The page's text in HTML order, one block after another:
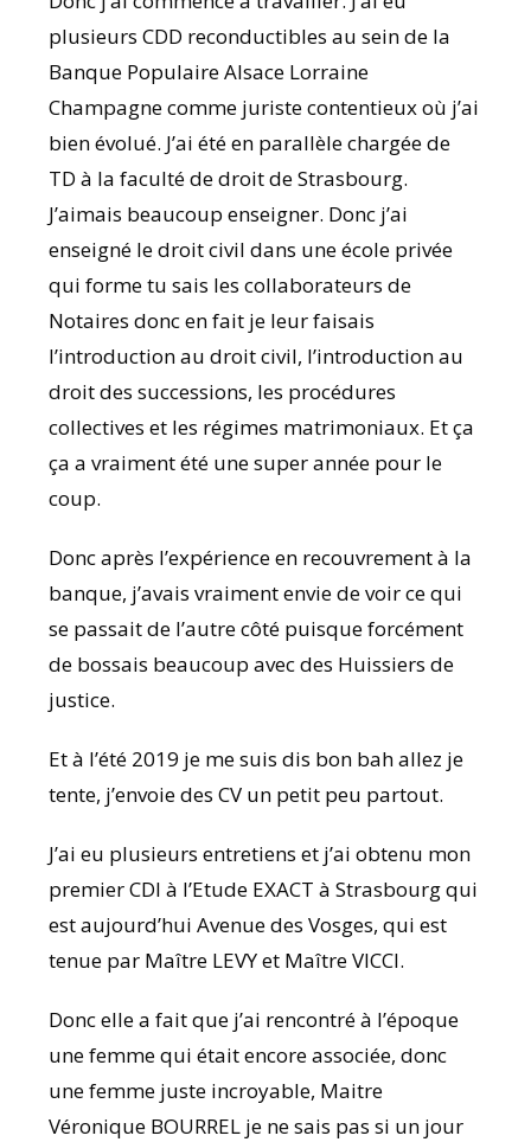
plusieurs CDD reconductibles au sein de la
Banque Populaire Alsace Lorraine
Champagne comme juriste contentieux où j’ai
bien évolué. J’ai été en parallèle chargée de
TD à la faculté de droit de Strasbourg.
J’aimais beaucoup enseigner. Donc j’ai
enseigné le droit civil dans une école privée
qui forme tu sais les collaborateurs de
Notaires donc en fait je leur faisais
l’introduction au droit civil, l’introduction au
droit des successions, les procédures
collectives et les régimes matrimoniaux. Et ça
ça a vraiment été une super année pour le
coup.
Donc après l’expérience en recouvrement à la
banque, j’avais vraiment envie de voir ce qui
se passait de l’autre côté puisque forcément
de bossais beaucoup avec des Huissiers de
justice.
Et à l’été 2019 je me suis dis bon bah allez je
tente, j’envoie des CV un petit peu partout.
J’ai eu plusieurs entretiens et j’ai obtenu mon
premier CDI à l’Etude EXACT à Strasbourg qui
est aujourd’hui Avenue des Vosges, qui est
tenue par Maître LEVY et Maître VICCI.
Donc elle a fait que j’ai rencontré à l’époque
une femme qui était encore associée, donc
une femme juste incroyable, Maitre
Véronique BOURREL je ne sais pas si un jour